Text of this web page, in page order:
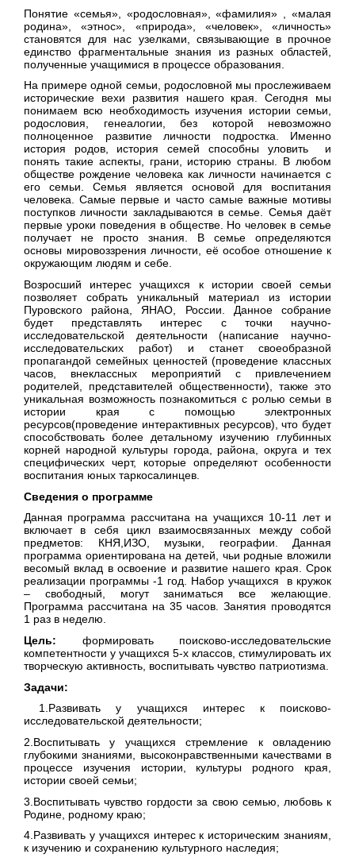
Понятие «семья», «родословная», «фамилия» , «малая
родина», «этнос», «природа», «человек», «личность»
становятся для нас узелками, связывающие в прочное
единство фрагментальные знания из разных областей,
полученные учащимися в процессе образования.
На примере одной семьи, родословной мы прослеживаем
исторические вехи развития нашего края. Сегодня мы
понимаем всю необходимость изучения истории семьи,
родословия, генеалогии, без которой невозможно
полноценное развитие личности подростка. Именно
история родов, история семей способны уловить и
понять такие аспекты, грани, историю страны. В любом
обществе рождение человека как личности начинается с
его семьи. Семья является основой для воспитания
человека. Самые первые и часто самые важные мотивы
поступков личности закладываются в семье. Семья даёт
первые уроки поведения в обществе. Но человек в семье
получает не просто знания. В семье определяются
основы мировоззрения личности, её особое отношение к
окружающим людям и себе.
Возросший интерес учащихся к истории своей семьи
позволяет собрать уникальный материал из истории
Пуровского района, ЯНАО, России. Данное собрание
будет представлять интерес с точки научно-
исследовательской деятельности (написание научно-
исследовательских работ) и станет своеобразной
пропагандой семейных ценностей (проведение классных
часов, внеклассных мероприятий с привлечением
родителей, представителей общественности), также это
уникальная возможность познакомиться с ролью семьи в
истории края с помощью электронных
ресурсов(проведение интерактивных ресурсов), что будет
способствовать более детальному изучению глубинных
корней народной культуры города, района, округа и тех
специфических черт, которые определяют особенности
воспитания юных таркосалинцев.
Сведения о программе
Данная программа рассчитана на учащихся 10-11 лет и
включает в себя цикл взаимосвязанных между собой
предметов: КНЯ,ИЗО, музыки, географии. Данная
программа ориентирована на детей, чьи родные вложили
весомый вклад в освоение и развитие нашего края. Срок
реализации программы -1 год. Набор учащихся в кружок
– свободный, могут заниматься все желающие.
Программа рассчитана на 35 часов. Занятия проводятся
1 раз в неделю.
Цель: формировать поисково-исследовательские
компетентности у учащихся 5-х классов, стимулировать их
творческую активность, воспитывать чувство патриотизма.
Задачи:
1.Развивать у учащихся интерес к поисково-
исследовательской деятельности;
2.Воспитывать у учащихся стремление к овладению
глубокими знаниями, высоконравственными качествами в
процессе изучения истории, культуры родного края,
истории своей семьи;
3.Воспитывать чувство гордости за свою семью, любовь к
Родине, родному краю;
4.Развивать у учащихся интерес к историческим знаниям,
к изучению и сохранению культурного наследия;